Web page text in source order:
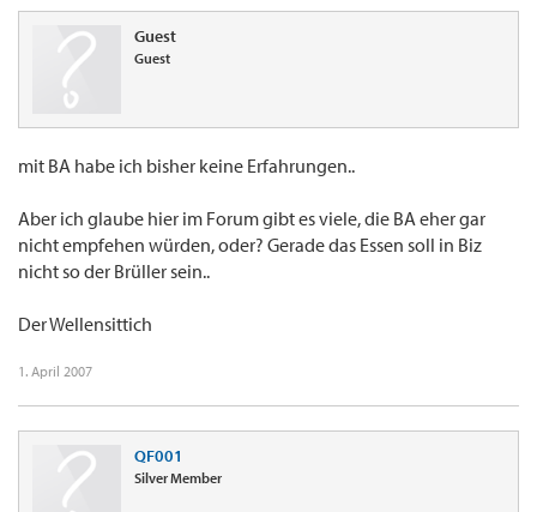
Guest
Guest
mit BA habe ich bisher keine Erfahrungen..
Aber ich glaube hier im Forum gibt es viele, die BA eher gar
nicht empfehen würden, oder? Gerade das Essen soll in Biz
nicht so der Brüller sein..
Der Wellensittich
1. April 2007
QF001
Silver Member